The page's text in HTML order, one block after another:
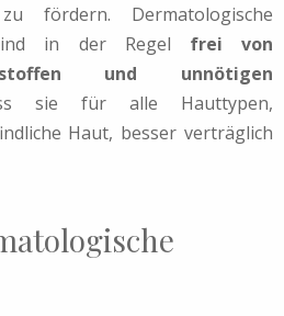
fördern. Dermatologische
sind in der Regel frei von
und unnötigen
sie für alle Hauttypen,
Haut, besser verträglich